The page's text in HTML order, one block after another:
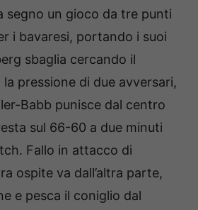
segno un gioco da tre punti
i bavaresi, portando i suoi
sbaglia cercando il
pressione di due avversari,
Babb punisce dal centro
sul 66-60 a due minuti
Fallo in attacco di
ospite va dall’altra parte,
e pesca il coniglio dal